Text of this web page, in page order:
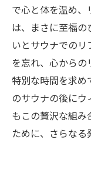
で心と体を温め
は、まさに至福の
いとサウナでの
を忘れ、心から
特別な時間を求
のサウナの後に
もこの贅沢な組み
ために、さらなる